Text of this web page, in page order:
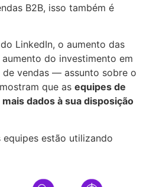
B2B, isso também é
LinkedIn, o aumento das
do investimento em
vendas — assunto sobre o
que as equipes de
dados à sua disposição
equipes estão utilizando